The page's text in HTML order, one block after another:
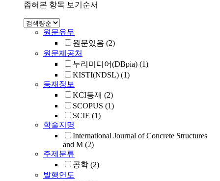
좁혀본 항목 보기순서
원문유무
원문있음 (2)
원문제공처
누리미디어(DBpia) (1)
KISTI(NDSL) (1)
등재정보
KCI등재 (2)
SCOPUS (1)
SCIE (1)
학술지명
International Journal of Concrete Structures
and M (2)
주제분류
공학 (2)
발행연도